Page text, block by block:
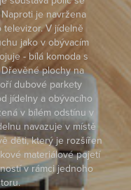
je navržena
televizor. V jídelně
jako v obývacím
- bílá komoda s
plochy na
dubové parkety
jídelny a obývacího
v bílém odstínu v
navazuje v místě
děti, který je rozšířen
materiálové pojetí
v rámci jednoho